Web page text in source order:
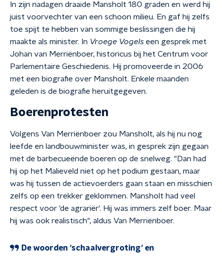
In zijn nadagen draaide Mansholt 180 graden en werd hij
juist voorvechter van een schoon milieu. En gaf hij zelfs
toe spijt te hebben van sommige beslissingen die hij
maakte als minister. In Vroege Vogels een gesprek met
Johan van Merriënboer, historicus bij het Centrum voor
Parlementaire Geschiedenis. Hij promoveerde in 2006
met een biografie over Mansholt. Enkele maanden
geleden is de biografie heruitgegeven.
Boerenprotesten
Volgens Van Merriënboer zou Mansholt, als hij nu nog
leefde en landbouwminister was, in gesprek zijn gegaan
met de barbecueënde boeren op de snelweg. "Dan had
hij op het Malieveld niet op het podium gestaan, maar
was hij tussen de actievoerders gaan staan en misschien
zelfs op een trekker geklommen. Mansholt had veel
respect voor 'de agrariër'. Hij was immers zelf boer. Maar
hij was ook realistisch", aldus Van Merriënboer.
De woorden 'schaalvergroting' en